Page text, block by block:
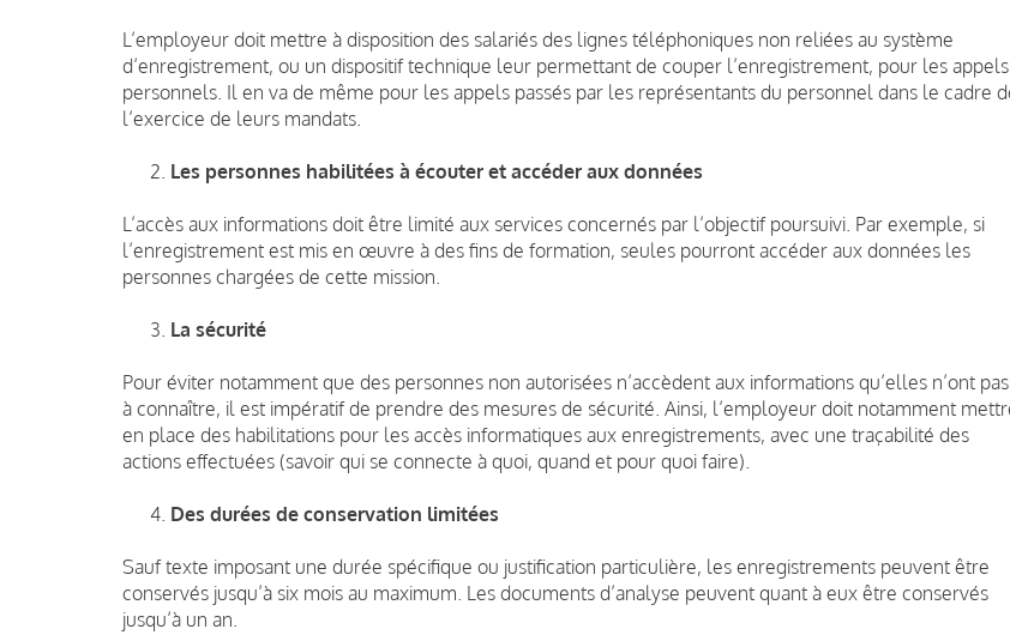
L’employeur doit mettre à disposition des salariés des lignes téléphoniques non reliées au système
d’enregistrement, ou un dispositif technique leur permettant de couper l’enregistrement, pour les appels
personnels. Il en va de même pour les appels passés par les représentants du personnel dans le cadre
l’exercice de leurs mandats.
Les personnes habilitées à écouter et accéder aux données
L’accès aux informations doit être limité aux services concernés par l’objectif poursuivi. Par exemple, si
l’enregistrement est mis en œuvre à des fins de formation, seules pourront accéder aux données les
personnes chargées de cette mission.
La sécurité
Pour éviter notamment que des personnes non autorisées n’accèdent aux informations qu’elles n’ont pas
à connaître, il est impératif de prendre des mesures de sécurité. Ainsi, l’employeur doit notamment
en place des habilitations pour les accès informatiques aux enregistrements, avec une traçabilité des
actions effectuées (savoir qui se connecte à quoi, quand et pour quoi faire).
Des durées de conservation limitées
Sauf texte imposant une durée spécifique ou justification particulière, les enregistrements peuvent être
conservés jusqu’à six mois au maximum. Les documents d’analyse peuvent quant à eux être conservés
jusqu’à un an.